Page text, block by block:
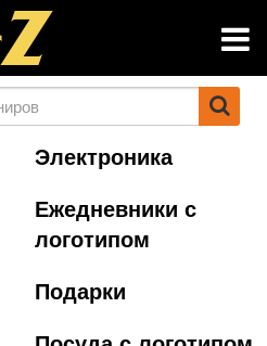
Электроника
Ежедневники с
логотипом
Подарки